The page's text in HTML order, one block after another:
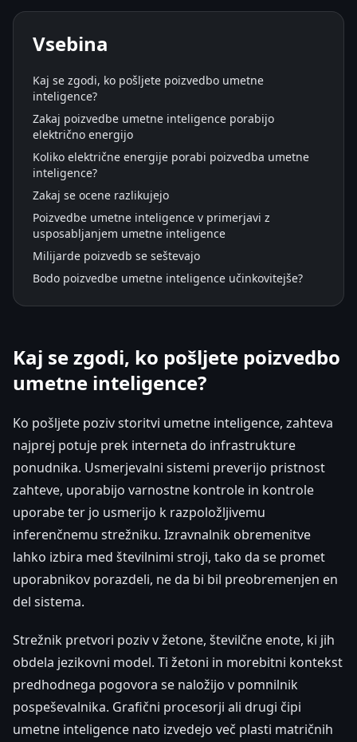
Vsebina
Kaj se zgodi, ko pošljete poizvedbo umetne
inteligence?
Zakaj poizvedbe umetne inteligence porabijo
električno energijo
Koliko električne energije porabi poizvedba umetne
inteligence?
Zakaj se ocene razlikujejo
Poizvedbe umetne inteligence v primerjavi z
usposabljanjem umetne inteligence
Milijarde poizvedb se seštevajo
Bodo poizvedbe umetne inteligence učinkovitejše?
Kaj se zgodi, ko pošljete poizvedbo
umetne inteligence?
Ko pošljete poziv storitvi umetne inteligence, zahteva
najprej potuje prek interneta do infrastrukture
ponudnika. Usmerjevalni sistemi preverijo pristnost
zahteve, uporabijo varnostne kontrole in kontrole
uporabe ter jo usmerijo k razpoložljivemu
inferenčnemu strežniku. Izravnalnik obremenitve
lahko izbira med številnimi stroji, tako da se promet
uporabnikov porazdeli, ne da bi bil preobremenjen en
del sistema.
Strežnik pretvori poziv v žetone, številčne enote, ki jih
obdela jezikovni model. Ti žetoni in morebitni kontekst
predhodnega pogovora se naložijo v pomnilnik
pospeševalnika. Grafični procesorji ali drugi čipi
umetne inteligence nato izvedejo več plasti matričnih